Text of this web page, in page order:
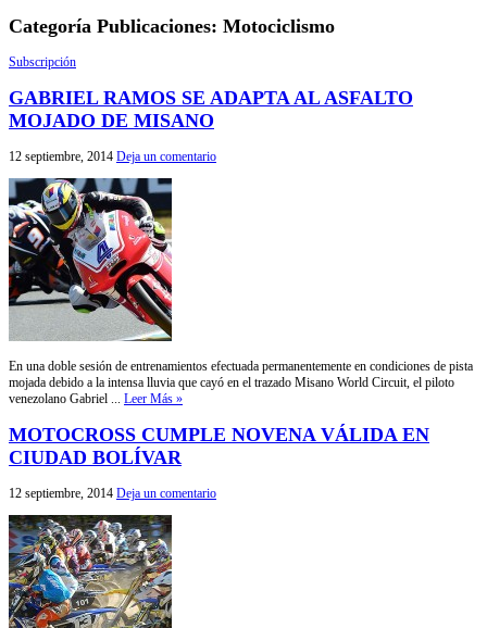
Categoría Publicaciones: Motociclismo
Subscripción
GABRIEL RAMOS SE ADAPTA AL ASFALTO
MOJADO DE MISANO
12 septiembre, 2014 Deja un comentario
En una doble sesión de entrenamientos efectuada permanentemente en condiciones de pista
mojada debido a la intensa lluvia que cayó en el trazado Misano World Circuit, el piloto
venezolano Gabriel ... Leer Más »
MOTOCROSS CUMPLE NOVENA VÁLIDA EN
CIUDAD BOLÍVAR
12 septiembre, 2014 Deja un comentario